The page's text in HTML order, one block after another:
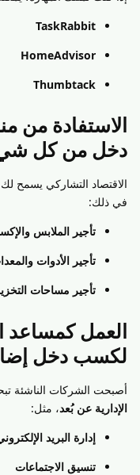
TaskRabbit
HomeAdvisor
Thumbtack
الاستفادة من
دخل من كل
الاقتصاد التشاركي يسمح
في ذلك:
تأجير الملابس
تأجير الأدوات
تأجير مساحات
العمل كمساعد
لكسب دخل
أصبحت الشركات الناشئة
الإدارية عن بُعد، مثل:
إدارة البريد
تنسيق الاجتماعات